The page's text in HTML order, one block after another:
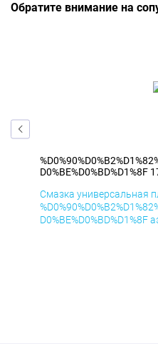
Обратите внимание на
D0%BE%D0%BD%D1%8F
Смазка универсальная
D0%BE%D0%BD%D1%8F